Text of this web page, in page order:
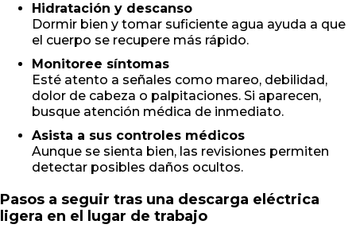
Hidratación y descanso
Dormir bien y tomar suficiente agua ayuda a que
el cuerpo se recupere más rápido.
Monitoree síntomas
Esté atento a señales como mareo, debilidad,
dolor de cabeza o palpitaciones. Si aparecen,
busque atención médica de inmediato.
Asista a sus controles médicos
Aunque se sienta bien, las revisiones permiten
detectar posibles daños ocultos.
Pasos a seguir tras una descarga eléctrica
ligera en el lugar de trabajo